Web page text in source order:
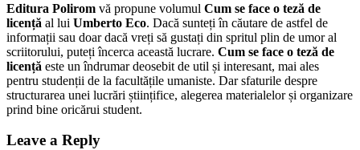
Editura Polirom vă propune volumul Cum se face o teză de
licență al lui Umberto Eco. Dacă sunteți în căutare de astfel de
informații sau doar dacă vreți să gustați din spritul plin de umor al
scriitorului, puteți încerca această lucrare. Cum se face o teză de
licență este un îndrumar deosebit de util și interesant, mai ales
pentru studenții de la facultățile umaniste. Dar sfaturile despre
structurarea unei lucrări științifice, alegerea materialelor și organizare
prind bine oricărui student.
Leave a Reply